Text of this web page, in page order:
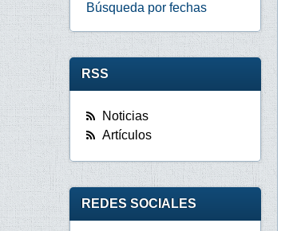
Búsqueda por fechas
RSS
Noticias
Artículos
REDES SOCIALES